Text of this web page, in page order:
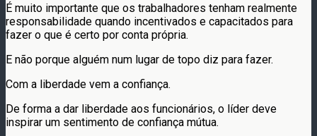
É muito importante que os trabalhadores tenham realmente
responsabilidade quando incentivados e capacitados para
fazer o que é certo por conta própria.
E não porque alguém num lugar de topo diz para fazer.
Com a liberdade vem a confiança.
De forma a dar liberdade aos funcionários, o líder deve
inspirar um sentimento de confiança mútua.